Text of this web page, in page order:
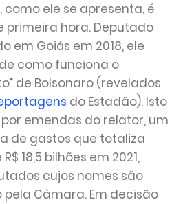
como ele se apresenta, é
primeira hora. Deputado
em Goiás em 2018, ele
como funciona o
de Bolsonaro (revelados
do Estadão). Isto
emendas do relator, um
de gastos que totaliza
18,5 bilhões em 2021,
cujos nomes são
Câmara. Em decisão